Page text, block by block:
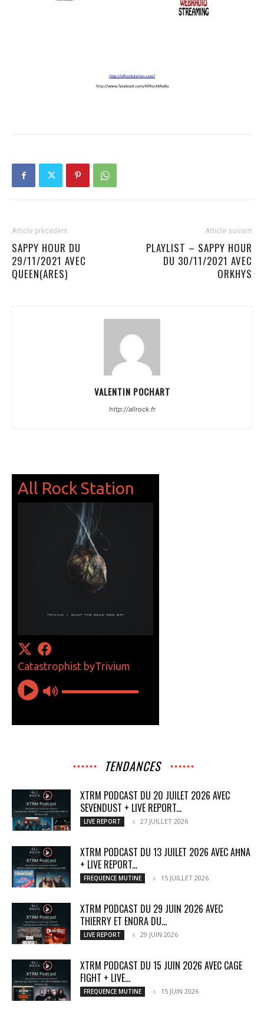
Article précédent
SAPPY HOUR DU
29/11/2021 AVEC
QUEEN(ARES)
Article suivant
PLAYLIST – SAPPY HOUR
DU 30/11/2021 AVEC
ORKHYS
VALENTIN POCHART
http://allrock.fr
TENDANCES
XTRM PODCAST DU 20 JUILET 2026 AVEC
SEVENDUST + LIVE REPORT...
LIVE REPORT 27 JUILLET 2026
XTRM PODCAST DU 13 JUILET 2026 AVEC AĦNA
+ LIVE REPORT...
FREQUENCE MUTINE 15 JUILLET 2026
XTRM PODCAST DU 29 JUIN 2026 AVEC
THIERRY ET ENORA DU...
LIVE REPORT 29 JUIN 2026
XTRM PODCAST DU 15 JUIN 2026 AVEC CAGE
FIGHT + LIVE...
FREQUENCE MUTINE 15 JUIN 2026